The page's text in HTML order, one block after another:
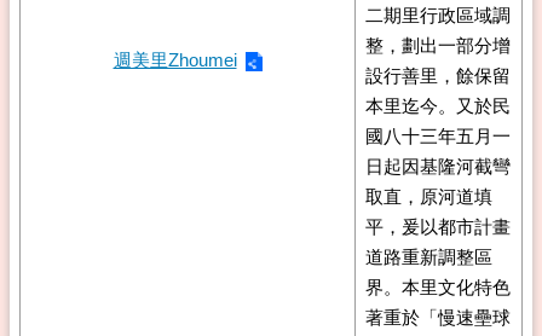
週美里Zhoumei
二期里行政區域調
整，劃出一部分增
設行善里，餘保留
本里迄今。又於民
國八十三年五月一
日起因基隆河截彎
取直，原河道填
平，爰以都市計畫
道路重新調整區
界。本里文化特色
著重於「慢速壘球